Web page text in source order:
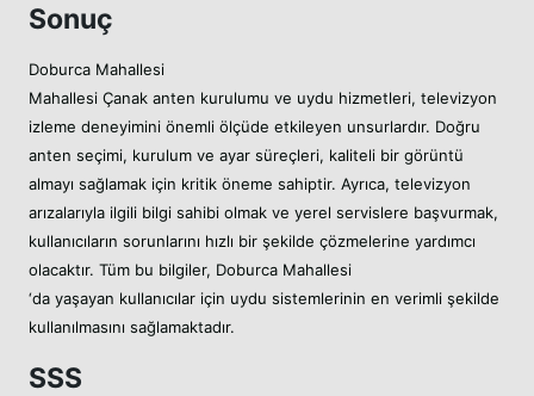
Sonuç
Doburca Mahallesi
Mahallesi Çanak anten kurulumu ve uydu hizmetleri, televizyon
izleme deneyimini önemli ölçüde etkileyen unsurlardır. Doğru
anten seçimi, kurulum ve ayar süreçleri, kaliteli bir görüntü
almayı sağlamak için kritik öneme sahiptir. Ayrıca, televizyon
arızalarıyla ilgili bilgi sahibi olmak ve yerel servislere başvurmak,
kullanıcıların sorunlarını hızlı bir şekilde çözmelerine yardımcı
olacaktır. Tüm bu bilgiler, Doburca Mahallesi
‘da yaşayan kullanıcılar için uydu sistemlerinin en verimli şekilde
kullanılmasını sağlamaktadır.
SSS